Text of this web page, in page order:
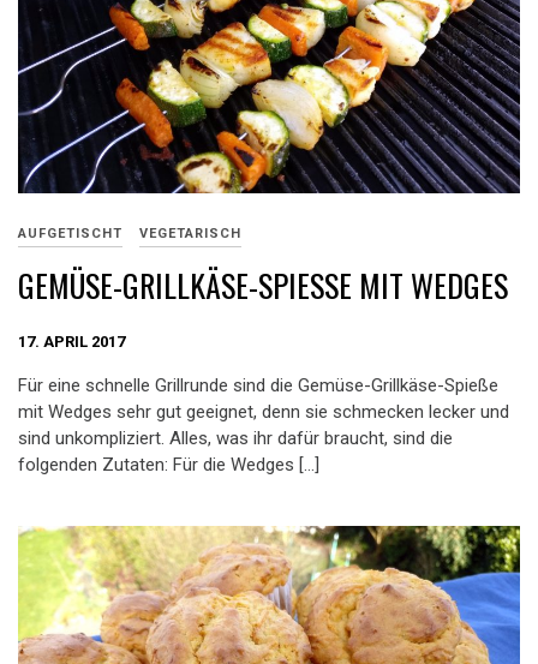
AUFGETISCHT VEGETARISCH
GEMÜSE-GRILLKÄSE-SPIESSE MIT WEDGES
17. APRIL 2017
Für eine schnelle Grillrunde sind die Gemüse-Grillkäse-Spieße
mit Wedges sehr gut geeignet, denn sie schmecken lecker und
sind unkompliziert. Alles, was ihr dafür braucht, sind die
folgenden Zutaten: Für die Wedges […]